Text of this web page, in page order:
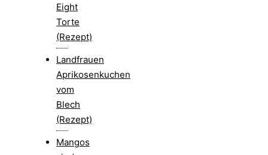
Eight
Torte
(Rezept)
Landfrauen
Aprikosenkuchen
vom
Blech
(Rezept)
Mangos